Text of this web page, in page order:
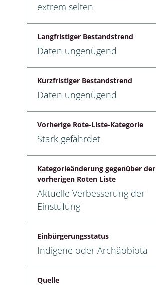
extrem selten
Langfristiger Bestandstrend
Daten ungenügend
Kurzfristiger Bestandstrend
Daten ungenügend
Vorherige Rote-Liste-Kategorie
Stark gefährdet
Kategorieänderung gegenüber der
vorherigen Roten Liste
Aktuelle Verbesserung der
Einstufung
Einbürgerungsstatus
Indigene oder Archäobiota
Quelle